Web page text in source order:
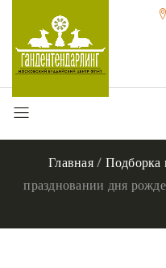
Главная/ Подборка
праздновании дня